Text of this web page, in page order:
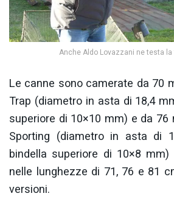
Anche Aldo Lovazzani ne testa
Le canne sono camerate da 70
Trap (diametro in asta di 18,4
superiore di 10×10 mm) e da 76
Sporting (diametro in asta di
bindella superiore di 10×8
nelle lunghezze di 71, 76 e 81
versioni.